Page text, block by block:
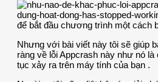
để bắt đầu chương trình một cách
Nhưng với bài viết này tôi sẽ giúp
ràng về lỗi Appcrash này như nó
tục xảy ra trên máy tính của bạn .